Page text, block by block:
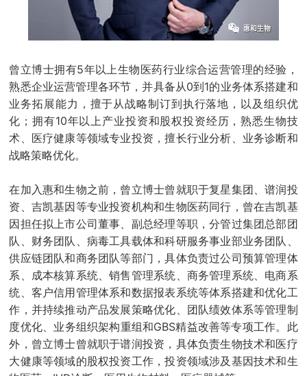
曾立博士拥有5年以上生物医药行业综合运营管理的经验，
熟悉企业运营管理各环节，并具备从0到1的业务体系搭建和
业务拓展能力，擅于从战略制订到执行落地，以及组织优
化；拥有10年以上产业投资和股权投资经历，熟悉生物技
术、医疗健康等领域专业投资，擅长行业分析、业务诊断和
战略策略优化。
在加入惠和生物之前，曾立博士曾就职于复星集团、谱润投
资、吉凯基因等专业投资机构和生物医药同行，曾在吉凯基
因担任拟上市公司董事、副总经理等职，分管过集团总部团
队、财务团队、病毒工具载体和科研服务事业部业务团队、
供应链团队和商务团队等部门，具体负责过公司预算管理体
系、成本核算系统、销售管理系统、商务管理系统、电商系
统、客户信用管理体系和数据报表系统等体系搭建和优化工
作，并持续推动产品发展策略优化、团队绩效体系等管理制
度优化、业务组织架构重组和GBS精益改善等专项工作。此
外，曾立博士曾就职于谱润投资，具体负责生物技术和医疗
大健康等领域的股权投资工作，投资领域涉及基因技术和生